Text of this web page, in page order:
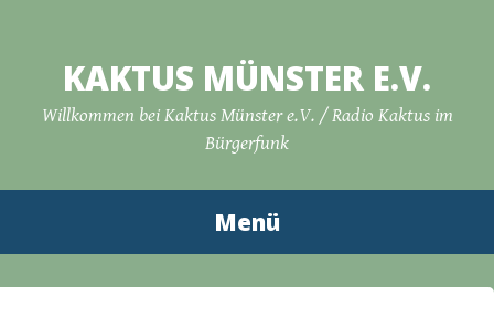
springenKAKTUS MÜNSTER E.V.
Willkommen bei Kaktus Münster e.V. / Radio Kaktus im
Bürgerfunk
Menü